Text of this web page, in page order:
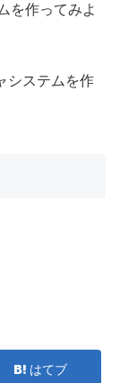
を作ってみよ
システムを作
はてブ